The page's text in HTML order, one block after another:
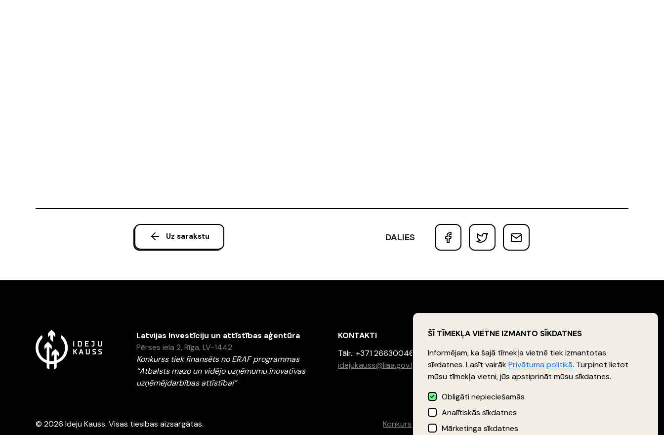
DALIES
Uz sarakstu
Latvijas Investīciju un attīstības aģentūra
Pērses iela 2, Rīga, LV-1442
Konkurss tiek finansēts no ERAF programmas
“Atbalsts mazo un vidējo uzņēmumu inovatīvas
uzņēmējdarbības attīstībai”
KONTAKTI
Tālr.: +371 26630046
idejukauss@liaa.gov.lv
Konkursa nolikums Privātuma politika
© 2026 Ideju Kauss. Visas tiesības aizsargātas.
ŠĪ TĪMEKĻA VIETNE IZMANTO SĪKDATNES
Informējam, ka šajā tīmekļa vietnē tiek izmantotas
sīkdatnes. Lasīt vairākPrivātuma politikā. Turpinot lietot
mūsu tīmekļa vietni, jūs apstiprināt mūsu sīkdatnes.
Obligāti nepieciešamās
Analītiskās sīkdatnes
Mārketinga sīkdatnes